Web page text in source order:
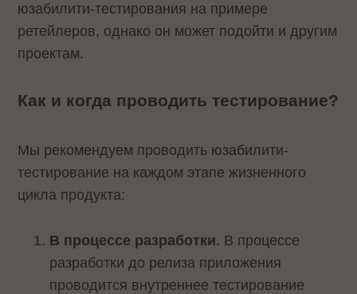
юзабилити-тестирования на примере
ретейлеров, однако он может подойти и другим
проектам.
Как и когда проводить тестирование?
Мы рекомендуем проводить юзабилити-
тестирование на каждом этапе жизненного
цикла продукта:
В процессе разработки. В процессе
разработки до релиза приложения
проводится внутреннее тестирование